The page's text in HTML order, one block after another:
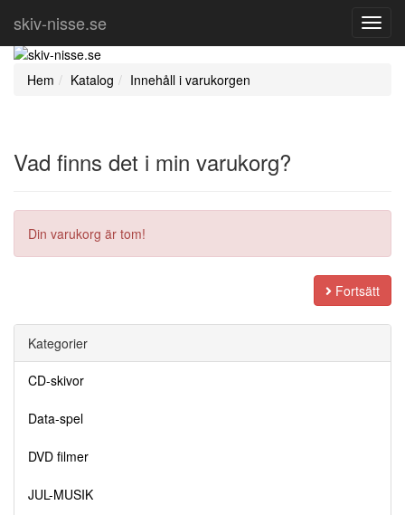
skiv-nisse.se
Hem Katalog Innehåll i varukorgen
Vad finns det i min varukorg?
Din varukorg är tom!
Fortsätt
Kategorier
CD-skivor
Data-spel
DVD filmer
JUL-MUSIK